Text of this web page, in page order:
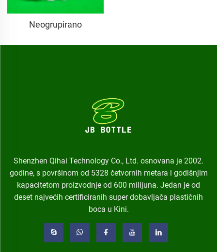
Neogrupirano
Shenzhen Qihai Technology Co., Ltd. osnovana je 2002.
godine, s površinom od 5328 četvornih metara i godišnjim
kapacitetom proizvodnje od 600 milijuna. Jedan je od
deset najvećih certificiranih super dobavljača plastičnih
boca u Kini.